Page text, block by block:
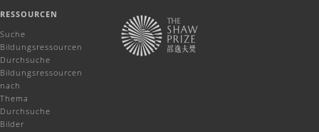
RESSOURCEN
Suche
Bildungsressourcen
Durchsuche
Bildungsressourcen
nach
Thema
Durchsuche
Bilder